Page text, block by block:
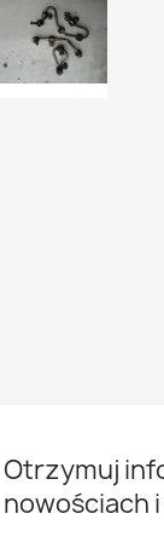
Otrzymuj
nowościach